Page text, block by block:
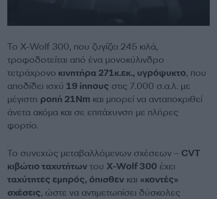
Το X-Wolf 300, που ζυγίζει 245 κιλά,
τροφοδοτείται από ένα μονοκύλινδρο
τετράχρονο κινητήρα 271κ.εκ., υγρόψυκτο, που
αποδίδει ισχύ 19 ίππους στις 7.000 σ.α.λ. με
μέγιστη ροπή 21Nm και μπορεί να ανταποκριθεί
άνετα ακόμα και σε επιτάχυνση με πλήρες
φορτίο.
Το συνεχώς μεταβαλλόμενων σχέσεων – CVT
κιβώτιο ταχυτήτων του X-Wolf 300 έχει
ταχύτητες εμπρός, όπισθεν και «κοντές»
σχέσεις, ώστε να αντιμετωπίσει δύσκολες